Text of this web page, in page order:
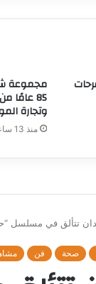
مجموعة
85 عامًا
وتجارة
منذ 13 ساعة